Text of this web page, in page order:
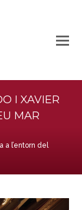
I XAVIER
MAR
a l’entorn del